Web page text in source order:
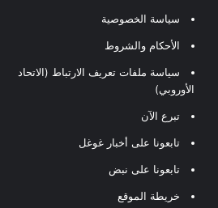
سياسة الخصوصية
الأحكام والشروط
سياسة ملفات تعريف الارتباط (الاتحاد
الأوروبي)
تبرع الآن
تابعونا على أخبار غوغل
تابعونا على نبض
خريطة الموقع